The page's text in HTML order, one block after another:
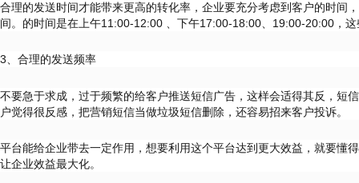
合理的发送时间才能带来更高的转化率，企业要充分考虑到客户的时间
间。的时间是在上午11:00-12:00 、下午17:00-18:00、19:00-20:00，
3、合理的发送频率
不要急于求成，过于频繁的给客户推送短信广告，这样会适得其反，短
户觉得很反感，把营销短信当做垃圾短信删除，还容易招来客户投诉。
平台能给企业带去一定作用，想要利用这个平台达到更大效益，就要懂
让企业效益最大化。